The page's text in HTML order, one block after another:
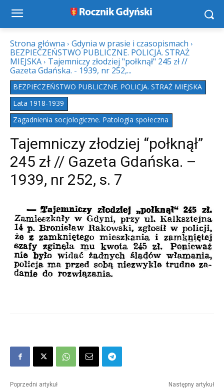
Strona główna
Gdynia w prasie i czasopismach
BEZPIECZEŃSTWO PUBLICZNE. POLICJA. STRAŻ
MIEJSKA
Tajemniczy złodziej "połknął" 245 zł //
Gazeta Gdańska. - 1939, nr 252,...
BEZPIECZEŃSTWO PUBLICZNE. POLICJA. STRAŻ MIEJSKA
Lata 1918-1939
Zagadnienia socjologiczne. Patologia społeczna
Tajemniczy złodziej “połknął”
245 zł // Gazeta Gdańska. –
1939, nr 252, s. 7
Poprzedni artykuł Następny artykuł